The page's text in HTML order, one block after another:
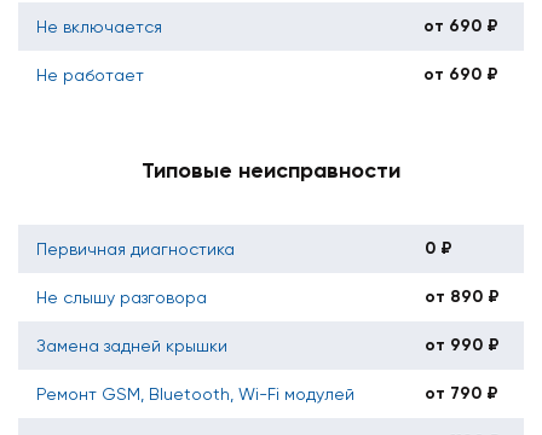
Не включается от 690 ₽
Не работает от 690 ₽
Типовые неисправности
Первичная диагностика 0 ₽
Не слышу разговора от 890 ₽
Замена задней крышки от 990 ₽
Ремонт GSM, Bluetooth, Wi-Fi модулей от 790 ₽